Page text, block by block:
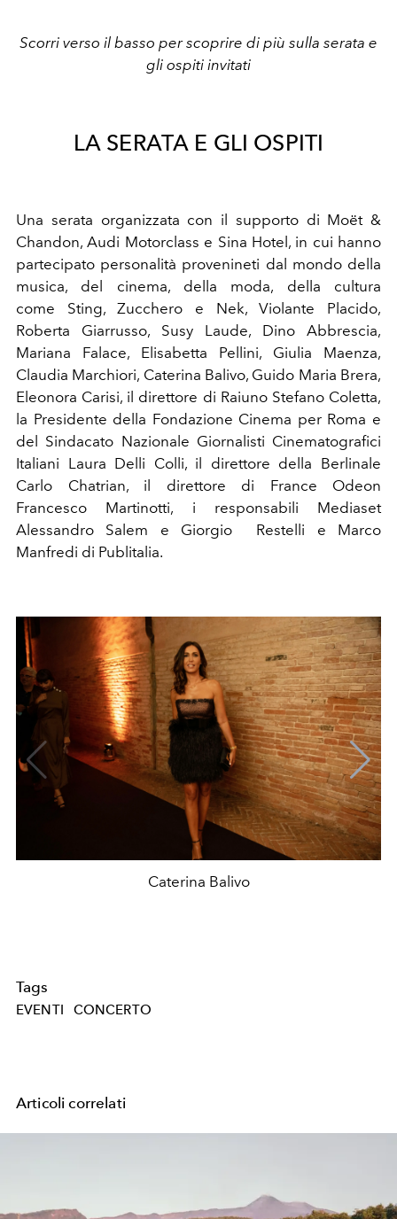
Scorri verso il basso per scoprire di più sulla serata e
gli ospiti invitati
LA SERATA E GLI OSPITI
Una serata organizzata con il supporto di Moët &
Chandon,Audi Motorclass e Sina Hotel, in cui hanno
partecipato personalità provenineti dal mondo della
musica, del cinema, della moda, della cultura
come Sting, Zucchero e Nek, Violante Placido,
Roberta Giarrusso, Susy Laude, Dino Abbrescia,
Mariana Falace, Elisabetta Pellini, Giulia Maenza,
Claudia Marchiori, Caterina Balivo, Guido Maria Brera,
Eleonora Carisi, il direttore di Raiuno Stefano Coletta,
la Presidente della Fondazione Cinema per Roma e
del Sindacato Nazionale Giornalisti Cinematografici
Italiani Laura Delli Colli, il direttore della Berlinale
Carlo Chatrian, il direttore di France Odeon
Francesco Martinotti, i responsabili Mediaset
Alessandro Salem e Giorgio Restelli e Marco
Manfredi di Publitalia.
Caterina Balivo
Tags
EVENTI CONCERTO
Articoli correlati